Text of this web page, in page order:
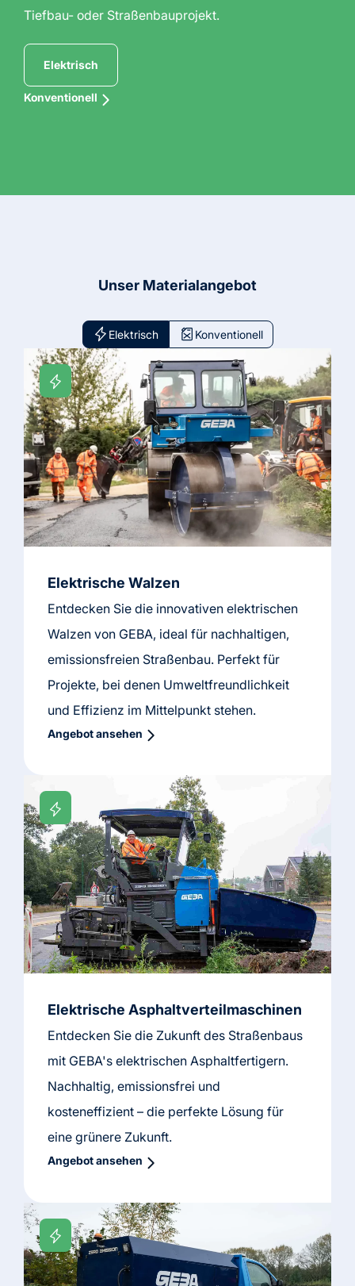
Tiefbau- oder Straßenbauprojekt.
Elektrisch
Konventionell
Unser Materialangebot
Elektrisch Konventionell
Elektrische Walzen
Entdecken Sie die innovativen elektrischen
Walzen von GEBA, ideal für nachhaltigen,
emissionsfreien Straßenbau. Perfekt für
Projekte, bei denen Umweltfreundlichkeit
und Effizienz im Mittelpunkt stehen.
Angebot ansehen
Elektrische Asphaltverteilmaschinen
Entdecken Sie die Zukunft des Straßenbaus
mit GEBA's elektrischen Asphaltfertigern.
Nachhaltig, emissionsfrei und
kosteneffizient – die perfekte Lösung für
eine grünere Zukunft.
Angebot ansehen